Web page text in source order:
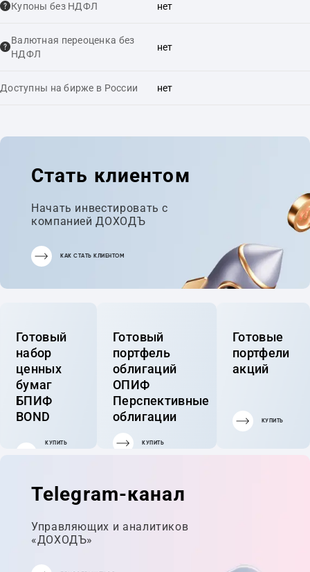
Купоны без НДФЛ нет
Валютная переоценка без
НДФЛ
нет
Доступны на бирже в России нет
Стать клиентом
Начать инвестировать с
компанией ДОХОДЪ
КАК СТАТЬ КЛИЕНТОМ
Готовый
набор
ценных
бумаг
БПИФ
BOND
КУПИТЬ
Готовый
портфель
облигаций
ОПИФ
Перспективные
облигации
КУПИТЬ
Готовые
портфели
акций
КУПИТЬ
Telegram-канал
Управляющих и аналитиков
«ДОХОДЪ»